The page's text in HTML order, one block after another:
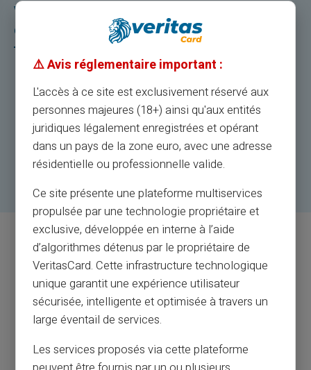
Vous avez choisi l’image
que vous voulez, c’est parti !
Lors de votre commande ajoutez l’option MON
IMAGE
Téléchargez l’image
Ajustez l’image sur la carte Veritas
Terminez votre inscription, C’est tout.
Les marques ci-dessus sont citées à
titre illustratif et non contractuel.
Les images soumises à l’impression doivent
D’IMAGE DE VERITAS
⚠️ Avis réglementaire important :
L'accès à ce site est exclusivement réservé aux
personnes majeures (18+) ainsi qu'aux entités
juridiques légalement enregistrées et opérant
dans un pays de la zone euro, avec une adresse
résidentielle ou professionnelle valide.
Ce site présente une plateforme multiservices
propulsée par une technologie propriétaire et
exclusive, développée en interne à l’aide
d’algorithmes détenus par le propriétaire de
VeritasCard. Cette infrastructure technologique
unique garantit une expérience utilisateur
sécurisée, intelligente et optimisée à travers un
large éventail de services.
Les services proposés via cette plateforme